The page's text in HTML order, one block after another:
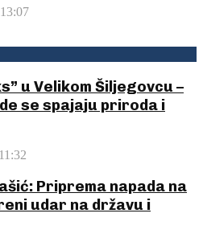
u Velikom Šiljegovcu –
se spajaju priroda i
Priprema napada na
udar na državu i